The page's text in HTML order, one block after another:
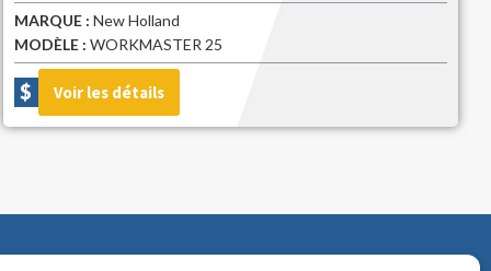
MARQUE :New Holland
MODÈLE :WORKMASTER 75
$ Voir les détails